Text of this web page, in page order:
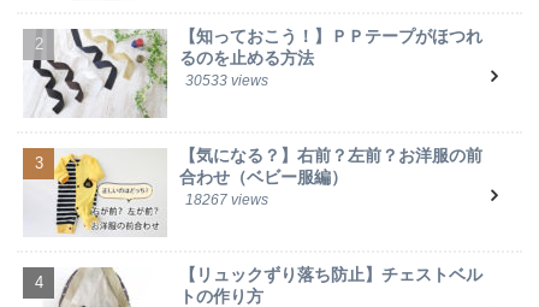
【知っておこう！】ＰＰテープがほつれ
るのを止める方法
30533 views
【気になる？】右前？左前？お洋服の前
合わせ（ベビー服編）
18267 views
【リュックずり落ち防止】チェストベル
トの作り方